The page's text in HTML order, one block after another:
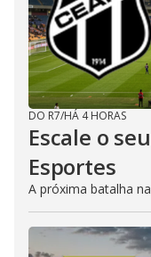
DO R7/HÁ 4 HORAS
Escale o
Esportes
A próxima batalha